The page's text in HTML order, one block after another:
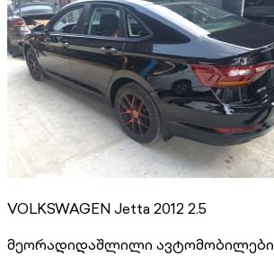
VOLKSWAGEN Jetta 2012 2.5
მეორადიდაშლილი ავტომობილები